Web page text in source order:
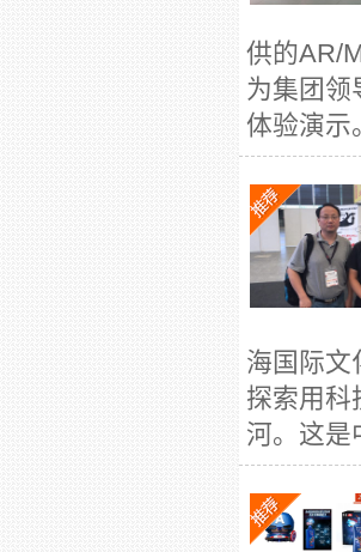
供的AR/
为集团领
体验演示
海国际
探索用科
河。这是